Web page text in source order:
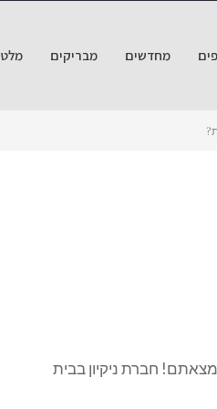
מחדשים מבריקים
מצאתם! חברת ניקיון בבית